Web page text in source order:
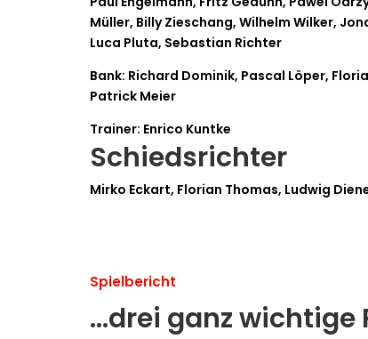
Müller, Billy Zieschang, Wilhelm Wilker,
Luca Pluta, Sebastian Richter
Bank: Richard Dominik, Pascal Löper,
Patrick Meier
Trainer: Enrico Kuntke
Schiedsrichter
Mirko Eckart, Florian Thomas, Ludwig
Spielbericht
…drei ganz wichtige